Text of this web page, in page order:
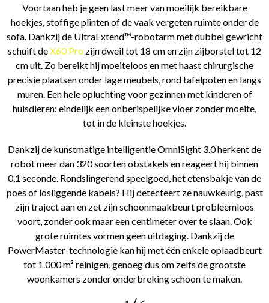
Voortaan heb je geen last meer van moeilijk bereikbare
hoekjes, stoffige plinten of de vaak vergeten ruimte onder de
sofa. Dankzij de UltraExtend™-robotarm met dubbel gewricht
schuift deX60 Pro zijn dweil tot 18 cm en zijn zijborstel tot 12
cm uit. Zo bereikt hij moeiteloos en met haast chirurgische
precisie plaatsen onder lage meubels, rond tafelpoten en langs
muren. Een hele opluchting voor gezinnen met kinderen of
huisdieren: eindelijk een onberispelijke vloer zonder moeite,
tot in de kleinste hoekjes.
Dankzij de kunstmatige intelligentie OmniSight 3.0 herkent de
robot meer dan 320 soorten obstakels en reageert hij binnen
0,1 seconde. Rondslingerend speelgoed, het etensbakje van de
poes of losliggende kabels? Hij detecteert ze nauwkeurig, past
zijn traject aan en zet zijn schoonmaakbeurt probleemloos
voort, zonder ook maar een centimeter over te slaan. Ook
grote ruimtes vormen geen uitdaging. Dankzij de
PowerMaster-technologie kan hij met één enkele oplaadbeurt
tot 1.000 m² reinigen, genoeg dus om zelfs de grootste
woonkamers zonder onderbreking schoon te maken.